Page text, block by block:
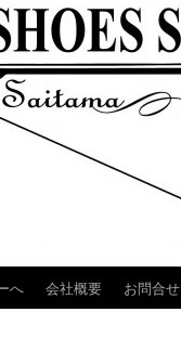
へ 会社概要 お問合せ